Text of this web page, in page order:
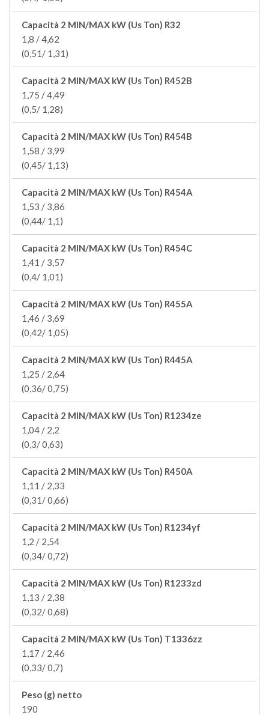
Capacità 2 MIN/MAX kW (Us Ton) R32
1,8 / 4,62
(0,51/ 1,31)
Capacità 2 MIN/MAX kW (Us Ton) R452B
1,75 / 4,49
(0,5/ 1,28)
Capacità 2 MIN/MAX kW (Us Ton) R454B
1,58 / 3,99
(0,45/ 1,13)
Capacità 2 MIN/MAX kW (Us Ton) R454A
1,53 / 3,86
(0,44/ 1,1)
Capacità 2 MIN/MAX kW (Us Ton) R454C
1,41 / 3,57
(0,4/ 1,01)
Capacità 2 MIN/MAX kW (Us Ton) R455A
1,46 / 3,69
(0,42/ 1,05)
Capacità 2 MIN/MAX kW (Us Ton) R445A
1,25 / 2,64
(0,36/ 0,75)
Capacità 2 MIN/MAX kW (Us Ton) R1234ze
1,04 / 2,2
(0,3/ 0,63)
Capacità 2 MIN/MAX kW (Us Ton) R450A
1,11 / 2,33
(0,31/ 0,66)
Capacità 2 MIN/MAX kW (Us Ton) R1234yf
1,2 / 2,54
(0,34/ 0,72)
Capacità 2 MIN/MAX kW (Us Ton) R1233zd
1,13 / 2,38
(0,32/ 0,68)
Capacità 2 MIN/MAX kW (Us Ton) T1336zz
1,17 / 2,46
(0,33/ 0,7)
Peso (g) netto
190